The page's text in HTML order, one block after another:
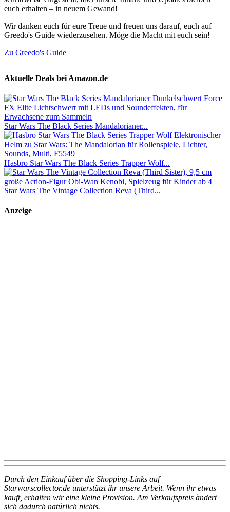
euch erhalten – in neuem Gewand!
Wir danken euch für eure Treue und freuen uns darauf, euch auf
Greedo's Guide wiederzusehen. Möge die Macht mit euch sein!
Zu Greedo's Guide
Aktuelle Deals bei Amazon.de
Star Wars The Black Series Mandalorianer...
Hasbro Star Wars The Black Series Trapper Wolf...
Star Wars The Vintage Collection Reva (Third...
Anzeige
Durch den Einkauf über die Shopping-Links auf
Starwarscollector.de unterstützt ihr unsere Arbeit. Wenn ihr etwas
kauft, erhalten wir eine kleine Provision. Am Verkaufspreis ändert
sich dadurch natürlich nichts.